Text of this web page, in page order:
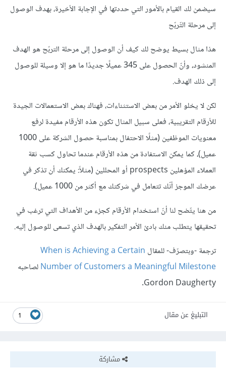
سيضمن لك القيام بالأمور التي حددتها في الإجابة الأخيرة، بهدف الوصول
إلى مرحلة التّربّح
هذا مثال بسيط يوضح لك كيف أن الوصول إلى مرحلة التربّح هو الهدف
المنشود، وأنّ الحصول على 345 عميلًا جديدًا ما هو إلا وسيلة للوصول
إلى ذلك الهدف.
لكن لا يخلو الأمر من بعض الاستثناءات، فهناك بعض الاستعمالات الجيدة
للأرقام التقريبية، فعلى سبيل المثال تكون هذه الأرقام مفيدة لرفع
معنويات الموظفين (مثلًا الاحتفال بمناسبة حصول الشركة على 1000
عميل)، كما يمكن الاستفادة من هذه الأرقام عندما تحاول كسب ثقة
العملاء المؤهلين prospects أو المحللين (مثلاً: يمكنك أن تذكر في
عرضك الموجز أنّك تتعامل في شركتك مع أكثر من 1000 عميل).
من هنا يتّضح لنا أنّ استخدام الأرقام كجزء من الأهداف التي ترغب في
تحقيقها يتطلب منك بادئ الأمر التفكير بالهدف الذي تسعى للوصول إليه.
ترجمة -وبتصرّف- للمقال When is Achieving a Certain
Number of Customers a Meaningful Milestoneلصاحبه
Gordon Daugherty.
1 التبليغ عن مقال
مشاركة